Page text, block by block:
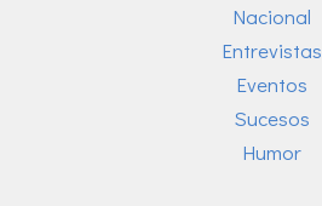
Nacional
Entrevistas
Eventos
Sucesos
Humor